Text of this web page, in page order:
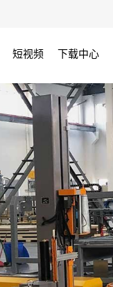
短视频 下载中心